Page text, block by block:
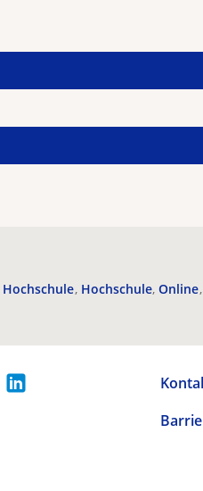
Hochschule Hochschule Online